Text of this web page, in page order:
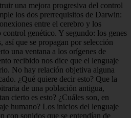
una mejora progresiva del control
los dos prerrequisitos de Darwin:
entre el cerebro y los
control genético. Y segundo: los genes
así que se propagan por selección
una ventana a los orígenes de
recibido nos dice que el lenguaje
No hay relación objetiva alguna
¿Qué quiere decir esto? Que la
de una población antigua,
cierto es esto? ¿Cuáles son, en
humano? Los inicios del lenguaje
con sonidos que se entendían de